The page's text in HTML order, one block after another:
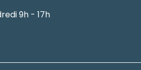
9h - 17h